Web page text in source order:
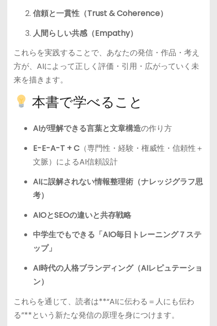
信頼と一貫性（Trust & Coherence）
人間らしい共感（Empathy）
これらを実践することで、あなたの発信・作品・考え
方が、AIによって正しく評価・引用・広がっていく未
来を描きます。
本書で学べること
AIが理解できる言葉と文章構造の作り方
E-E-A-T + C（専門性・経験・権威性・信頼性＋
文脈）によるAI信頼設計
AIに誤解されない情報整理術（ナレッジグラフ思
考）
AIOとSEOの違いと共存戦略
中学生でもできる「AIO毎日トレーニング７ステ
ップ」
AI時代の人格ブランディング（AIレピュテーショ
ン）
これらを通じて、読者は**“AIに伝わる＝人にも伝わ
る”**という新たな発信の原理を身につけます。